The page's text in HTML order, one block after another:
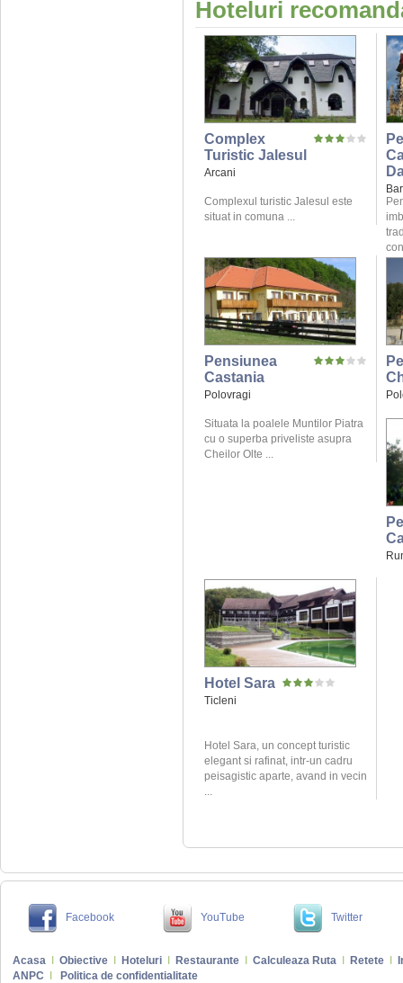
Hoteluri
Complex
Turistic Jalesul
Arcani
Complexul turistic Jalesul este
situat in comuna ...
Pensiunea
Castania
Polovragi
Situata la poalele Muntilor Piatra
cu o superba priveliste asupra
Cheilor Olte ...
Hotel Sara
Ticleni
Hotel Sara, un concept turistic
elegant si rafinat, intr-un cadru
peisagistic aparte, avand in vecin
...
Facebook YouTube Twitter
Acasa Obiective Hoteluri Restaurante Calculeaza Ruta Retete
ANPC
Politica de confidentialitate